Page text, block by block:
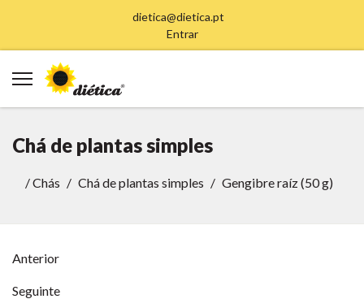
dietica@dietica.pt
Entrar
Chá de plantas simples
/Chás Chá de plantas simples Gengibre raíz (50 g)
Anterior
Seguinte